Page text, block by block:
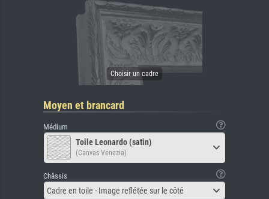
Moyen et brancard
Médium
Toile Leonardo (satin)
(Canvas Venezia)
Châssis
Cadre en toile - Image reflétée sur le côté